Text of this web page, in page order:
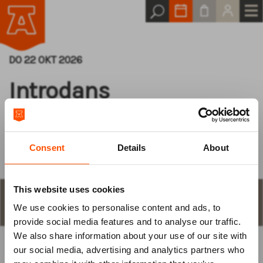
Consent Details About
This website uses cookies
We use cookies to personalise content and ads, to
provide social media features and to analyse our traffic.
We also share information about your use of our site with
our social media, advertising and analytics partners who
DO 22 OKT 2026
Introdans
ENERGY
aantal plaatsen en keuze
KIES ZELF EEN PLAATS
Log van tevoren
in